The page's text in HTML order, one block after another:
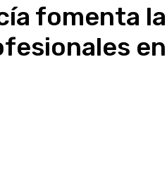
fomenta la
en